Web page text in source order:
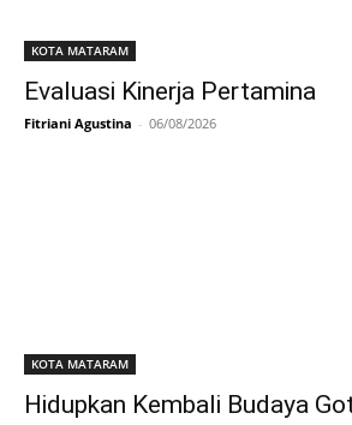
KOTA MATARAM
Evaluasi Kinerja Pertamina
Fitriani Agustina - 06/08/2026
KOTA MATARAM
Hidupkan Kembali Budaya